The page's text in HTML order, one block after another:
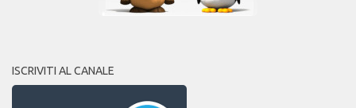
ISCRIVITI AL CANALE